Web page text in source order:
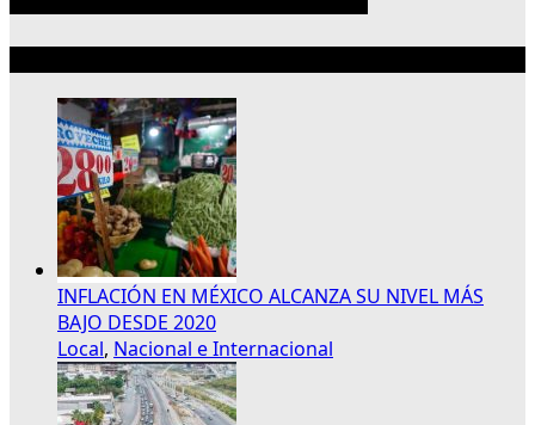
INFLACIÓN EN MÉXICO ALCANZA SU NIVEL MÁS
BAJO DESDE 2020
Local, Nacional e Internacional